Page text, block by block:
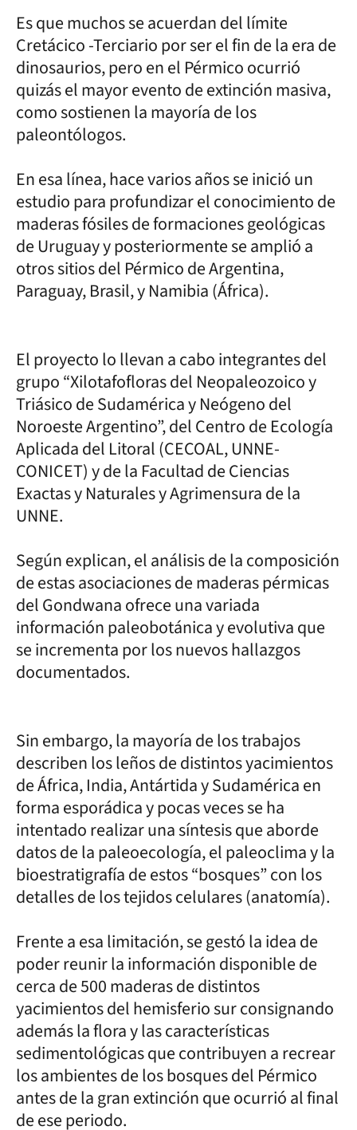
Es que muchos se acuerdan del límite
Cretácico -Terciario por ser el fin de la era de
dinosaurios, pero en el Pérmico ocurrió
quizás el mayor evento de extinción masiva,
como sostienen la mayoría de los
paleontólogos.
En esa línea, hace varios años se inició un
estudio para profundizar el conocimiento de
maderas fósiles de formaciones geológicas
de Uruguay y posteriormente se amplió a
otros sitios del Pérmico de Argentina,
Paraguay, Brasil, y Namibia (África).
El proyecto lo llevan a cabo integrantes del
grupo “Xilotafofloras del Neopaleozoico y
Triásico de Sudamérica y Neógeno del
Noroeste Argentino”, del Centro de Ecología
Aplicada del Litoral (CECOAL, UNNE-
CONICET) y de la Facultad de Ciencias
Exactas y Naturales y Agrimensura de la
UNNE.
Según explican, el análisis de la composición
de estas asociaciones de maderas pérmicas
del Gondwana ofrece una variada
información paleobotánica y evolutiva que
se incrementa por los nuevos hallazgos
documentados.
Sin embargo, la mayoría de los trabajos
describen los leños de distintos yacimientos
de África, India, Antártida y Sudamérica en
forma esporádica y pocas veces se ha
intentado realizar una síntesis que aborde
datos de la paleoecología, el paleoclima y la
bioestratigrafía de estos “bosques” con los
detalles de los tejidos celulares (anatomía).
Frente a esa limitación, se gestó la idea de
poder reunir la información disponible de
cerca de 500 maderas de distintos
yacimientos del hemisferio sur consignando
además la flora y las características
sedimentológicas que contribuyen a recrear
los ambientes de los bosques del Pérmico
antes de la gran extinción que ocurrió al final
de ese periodo.